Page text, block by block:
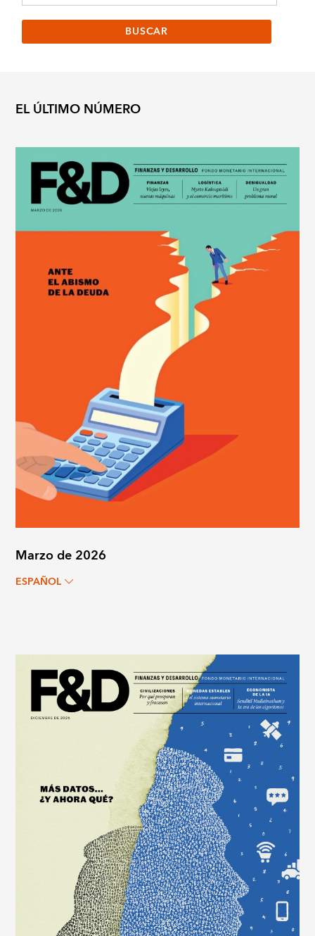
EL ÚLTIMO NÚMERO
Marzo de 2026
ESPAÑOL